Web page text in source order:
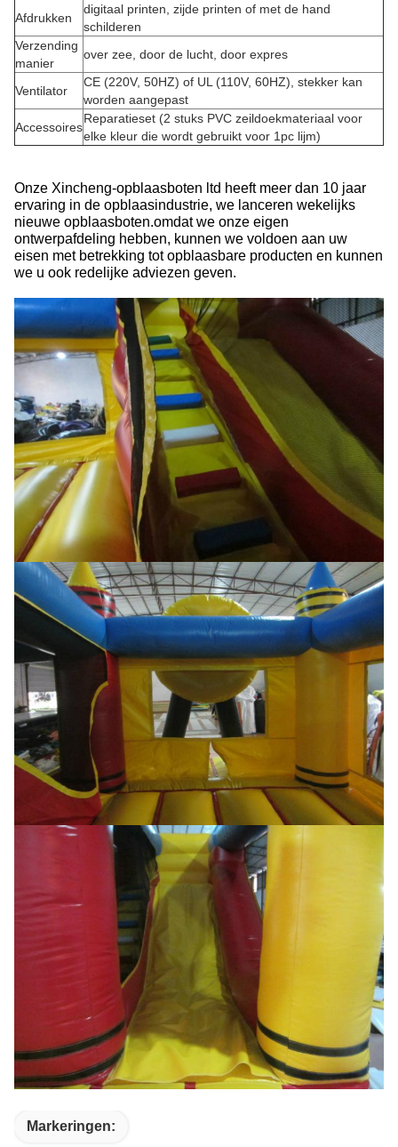
Afdrukken
digitaal printen, zijde printen of met de hand
schilderen
Verzending
manier
over zee, door de lucht, door expres
Ventilator
CE (220V, 50HZ) of UL (110V, 60HZ), stekker kan
worden aangepast
Accessoires
Reparatieset (2 stuks PVC zeildoekmateriaal voor
elke kleur die wordt gebruikt voor 1pc lijm)
Onze Xincheng-opblaasboten ltd heeft meer dan 10 jaar
ervaring in de opblaasindustrie, we lanceren wekelijks
nieuwe opblaasboten.omdat we onze eigen
ontwerpafdeling hebben, kunnen we voldoen aan uw
eisen met betrekking tot opblaasbare producten en kunnen
we u ook redelijke adviezen geven.
Markeringen: